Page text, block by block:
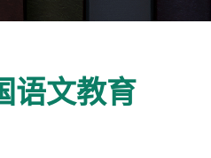
语文教育